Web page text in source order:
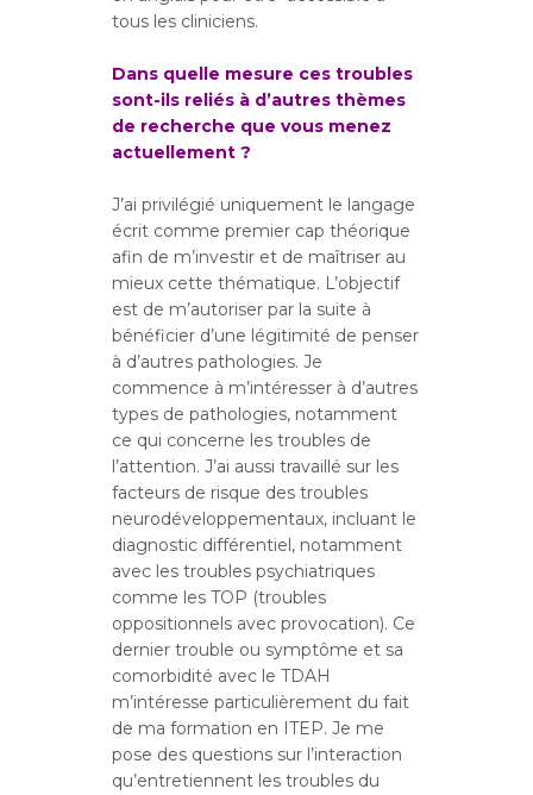
tous les cliniciens.
Dans quelle mesure ces troubles
sont-ils reliés à d’autres thèmes
de recherche que vous menez
actuellement ?
J’ai privilégié uniquement le langage
écrit comme premier cap théorique
afin de m’investir et de maîtriser au
mieux cette thématique. L’objectif
est de m’autoriser par la suite à
bénéficier d’une légitimité de penser
à d’autres pathologies. Je
commence à m’intéresser à d’autres
types de pathologies, notamment
ce qui concerne les troubles de
l’attention. J’ai aussi travaillé sur les
facteurs de risque des troubles
neurodéveloppementaux, incluant le
diagnostic différentiel, notamment
avec les troubles psychiatriques
comme les TOP (troubles
oppositionnels avec provocation). Ce
dernier trouble ou symptôme et sa
comorbidité avec le TDAH
m’intéresse particulièrement du fait
de ma formation en ITEP. Je me
pose des questions sur l’interaction
qu’entretiennent les troubles du